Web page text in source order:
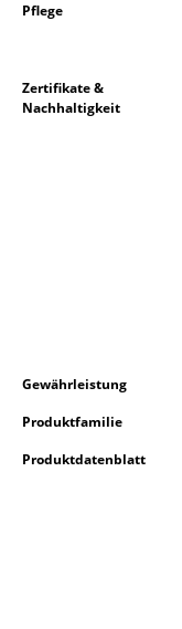
... alle Betten
Uhren
Figuren &
Decken
Pflege
Zertifikate &
Nachhaltigkeit
Gewährleistung
Produktfamilie
Produktdatenblatt